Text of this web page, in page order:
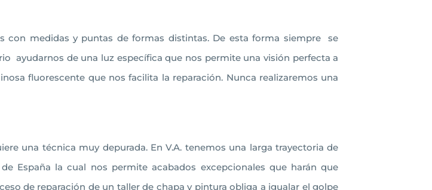
con medidas y puntas de formas distintas. De esta forma siempre se
ayudarnos de una luz específica que nos permite una visión perfecta a
fluorescente que nos facilita la reparación. Nunca realizaremos una
una técnica muy depurada. En V.A. tenemos una larga trayectoria de
España la cual nos permite acabados excepcionales que harán que
de reparación de un taller de chapa y pintura obliga a igualar el golpe